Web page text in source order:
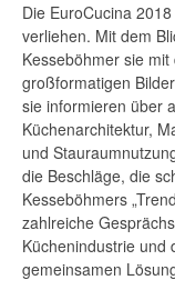
Die EuroCucina
verliehen. Mit dem
Kesseböhmer sie
großformatigen
sie informieren über
Küchenarchitek­tur,
und
die Beschläge, die
Kesseböhmers
zahlrei­che
Küchenindustrie und
gemeinsamen